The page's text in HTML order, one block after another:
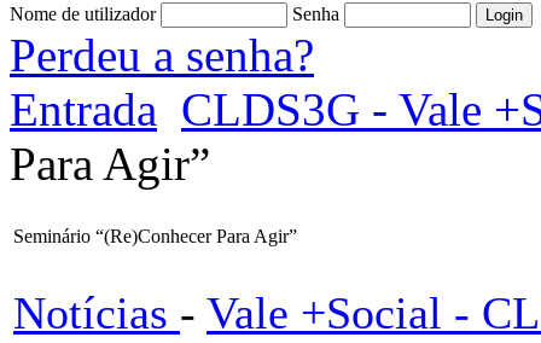
Nome de utilizador Senha
Perdeu a senha?
Entrada CLDS3G - Vale
Para Agir”
Seminário “(Re)Conhecer Para Agir”
Notícias - Vale +Social -